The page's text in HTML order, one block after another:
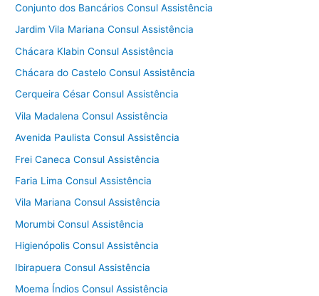
Conjunto dos Bancários Consul Assistência
Jardim Vila Mariana Consul Assistência
Chácara Klabin Consul Assistência
Chácara do Castelo Consul Assistência
Cerqueira César Consul Assistência
Vila Madalena Consul Assistência
Avenida Paulista Consul Assistência
Frei Caneca Consul Assistência
Faria Lima Consul Assistência
Vila Mariana Consul Assistência
Morumbi Consul Assistência
Higienópolis Consul Assistência
Ibirapuera Consul Assistência
Moema Índios Consul Assistência